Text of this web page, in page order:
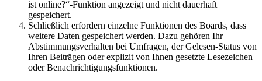
ist online?“-Funktion angezeigt und nicht dauerhaft
gespeichert.
Schließlich erfordern einzelne Funktionen des Boards, dass
weitere Daten gespeichert werden. Dazu gehören Ihr
Abstimmungsverhalten bei Umfragen, der Gelesen-Status von
Ihren Beiträgen oder explizit von Ihnen gesetzte Lesezeichen
oder Benachrichtigungsfunktionen.